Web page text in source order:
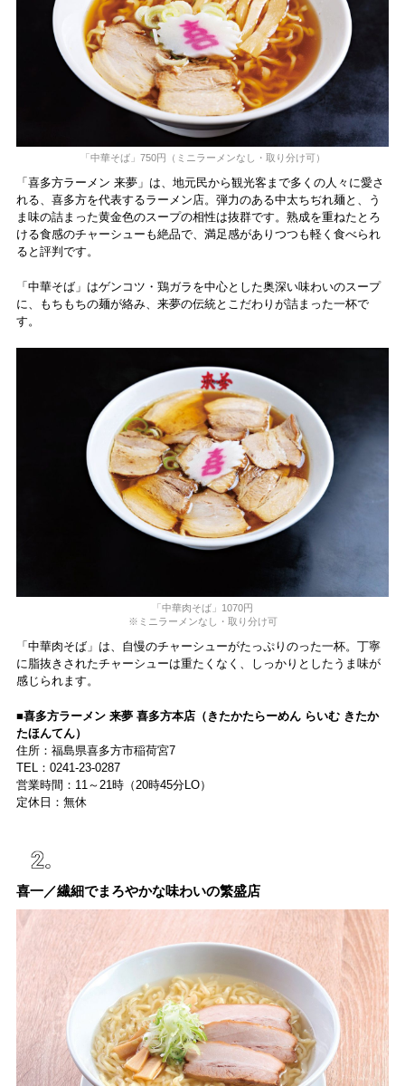
「中華そば」750円（ミニラーメンなし・取り分け可）
「喜多方ラーメン 来夢」は、地元民から観光客まで多くの人々に愛さ
れる、喜多方を代表するラーメン店。弾力のある中太ちぢれ麺と、う
ま味の詰まった黄金色のスープの相性は抜群です。熟成を重ねたとろ
ける食感のチャーシューも絶品で、満足感がありつつも軽く食べられ
ると評判です。
「中華そば」はゲンコツ・鶏ガラを中心とした奥深い味わいのスープ
に、もちもちの麺が絡み、来夢の伝統とこだわりが詰まった一杯で
す。
「中華肉そば」1070円
※ミニラーメンなし・取り分け可
「中華肉そば」は、自慢のチャーシューがたっぷりのった一杯。丁寧
に脂抜きされたチャーシューは重たくなく、しっかりとしたうま味が
感じられます。
■喜多方ラーメン 来夢 喜多方本店（きたかたらーめん らいむ きたか
たほんてん）
住所：福島県喜多方市稲荷宮7
TEL：0241-23-0287
営業時間：11～21時（20時45分LO）
定休日：無休
喜一／繊細でまろやかな味わいの繁盛店